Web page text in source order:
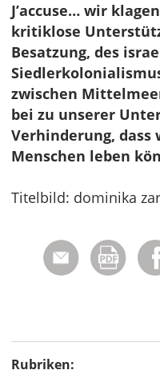
J’accuse… wir
kritiklose
Besatzung, des
zwischen
bei zu unserer
Verhinderung,
Menschen leben
Titelbild: dominika
Rubriken: